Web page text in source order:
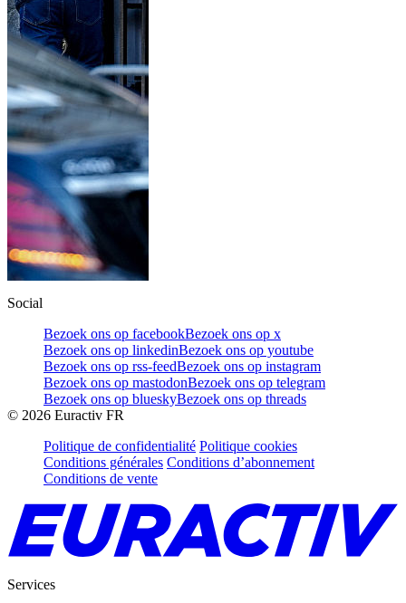
Social
Bezoek ons op facebookBezoek ons op x
Bezoek ons op linkedinBezoek ons op youtube
Bezoek ons op rss-feedBezoek ons op instagram
Bezoek ons op mastodonBezoek ons op telegram
Bezoek ons op blueskyBezoek ons op threads
© 2026 Euractiv FR
Politique de confidentialité Politique cookies
Conditions générales Conditions d’abonnement
Conditions de vente
Services